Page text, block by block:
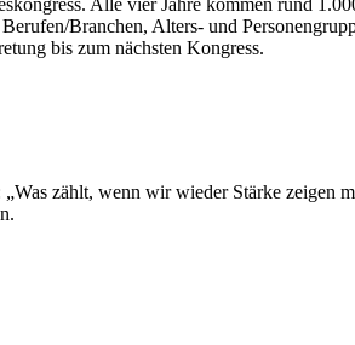
Branchen, Alters- und
bis zum nächsten Kongress.
zählt, wenn wir wieder Stärke zeigen